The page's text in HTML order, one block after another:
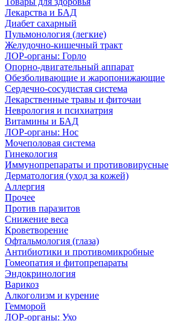
Лекарства и БАД
Диабет сахарный
Пульмонология (легкие)
Желудочно-кишечный тракт
ЛОР-органы: Горло
Опорно-двигательный аппарат
Обезболивающие и жаропонижающие
Сердечно-сосудистая система
Лекарственные травы и фиточаи
Неврология и психиатрия
Витамины и БАД
ЛОР-органы: Нос
Мочеполовая система
Гинекология
Иммунопрепараты и противовирусные
Дерматология (уход за кожей)
Аллергия
Прочее
Против паразитов
Снижение веса
Кроветворение
Офтальмология (глаза)
Антибиотики и противомикробные
Гомеопатия и фитопрепараты
Эндокринология
Варикоз
Алкоголизм и курение
Гемморой
ЛОР-органы: Ухо